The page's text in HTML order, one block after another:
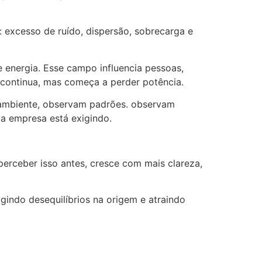
de ruído, dispersão, sobrecarga e
Esse campo influencia pessoas,
mas começa a perder potência.
observam padrões. observam
empresa está exigindo.
isso antes, cresce com mais clareza,
desequilíbrios na origem e atraindo